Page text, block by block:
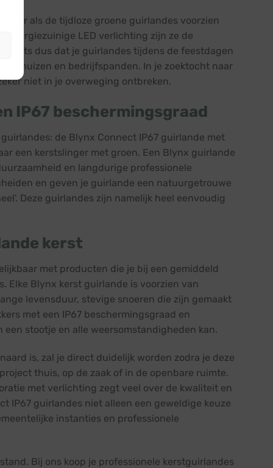
als de tijdloze groene guirlandes voorzien
LED verlichting zijn ze de
niets dus dat je guirlandes tijdens de feestdagen
huizen en bedrijfspanden. In je zoektocht naar
niet in je overweging ontbreken.
IP67 beschermingsgraad
de Blynx Connect IP67 guirlande met
een kerstslinger met groen. Een Blynx guirlande
en langdurige professionele
en geven je guirlande een natuurgetrouwe
Deze guirlandes zijn namelijk heel eenvoudig
kerst
met producten die je bij een gemiddeld
Elke Blynx kerst guirlande is voorzien van
levensduur, stevige snoeren die zijn gemaakt
met een IP67 beschermingsgraad en
stootje en alle weersomstandigheden kan.
is, zal je direct duidelijk worden zodra je deze
thuis, op de zaak of in de openbare ruimte.
met verlichting zegt veel over de kwaliteit en
IP67 guirlandes niet alleen een geweldige keuze
instanties en professionele
Bij ons koop je professionele kerstguirlandes